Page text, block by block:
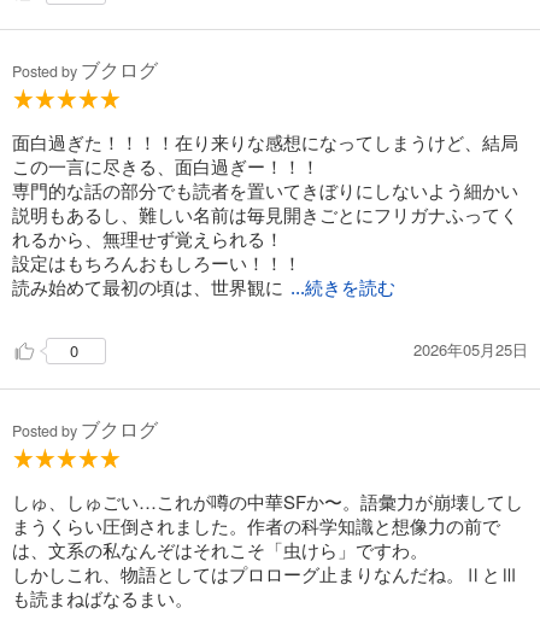
Posted by ブクログ
面白過ぎた！！！！在り来りな感想になってしまうけど、結局
この一言に尽きる、面白過ぎー！！！
専門的な話の部分でも読者を置いてきぼりにしないよう細かい
説明もあるし、難しい名前は毎見開きごとにフリガナふってく
れるから、無理せず覚えられる！
設定はもちろんおもしろーい！！！
読み始めて最初の頃は、世界観に ...続きを読む
0 2026年05月25日
Posted by ブクログ
しゅ、しゅごい…これが噂の中華SFか〜。語彙力が崩壊してし
まうくらい圧倒されました。作者の科学知識と想像力の前で
は、文系の私なんぞはそれこそ「虫けら」ですわ。
しかしこれ、物語としてはプロローグ止まりなんだね。ⅡとⅢ
も読まねばなるまい。